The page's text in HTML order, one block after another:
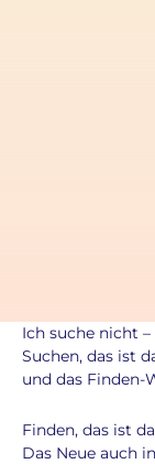
Ich suche nicht
Suchen, das ist
und das Finden-
Finden, das ist
Das Neue auch